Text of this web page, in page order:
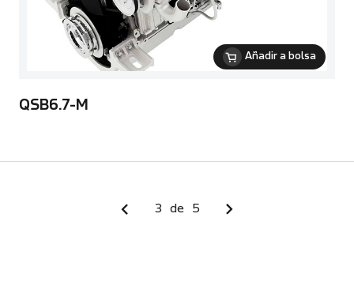
Añadir a bolsa
QSB6.7-M
3 de 5